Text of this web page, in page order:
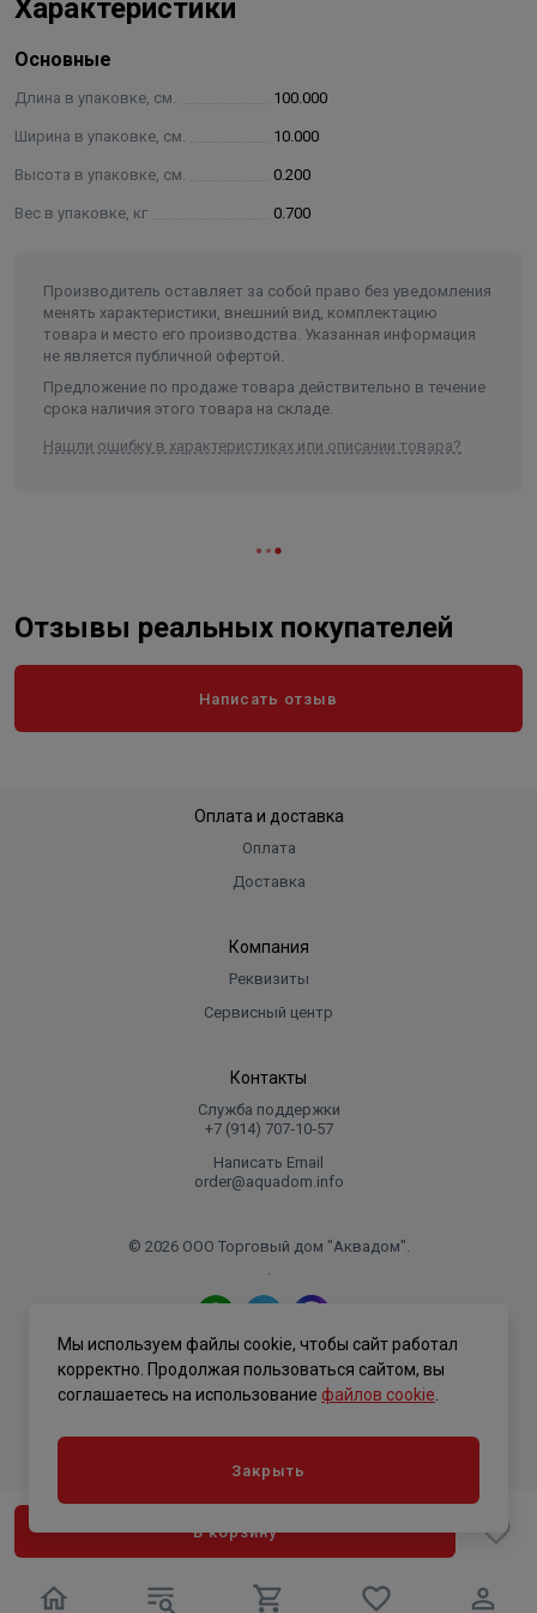
В корзину
долговечности бассейна.
Характеристики
Основные
Длина в упаковке, см. 100.000
Ширина в упаковке, см. 10.000
Высота в упаковке, см. 0.200
Вес в упаковке, кг 0.700
Производитель оставляет за собой право без уведомления
менять характеристики, внешний вид, комплектацию
товара и место его производства. Указанная информация
не является публичной офертой.
Предложение по продаже товара действительно в течение
срока наличия этого товара на складе.
Нашли ошибку в характеристиках или описании товара?
Отзывы реальных покупателей
Написать отзыв
Оплата и доставка
Оплата
Доставка
Компания
Реквизиты
Сервисный центр
Контакты
Служба поддержки
+7 (914) 707‑10‑57
Написать Email
order@aquadom.info
© 2026 ООО Торговый дом "Аквадом".
.
Политика конфиденциальности
Мы используем файлы cookie, чтобы сайт работал
корректно. Продолжая пользоваться сайтом, вы
соглашаетесь на использование файлов cookie
Закрыть